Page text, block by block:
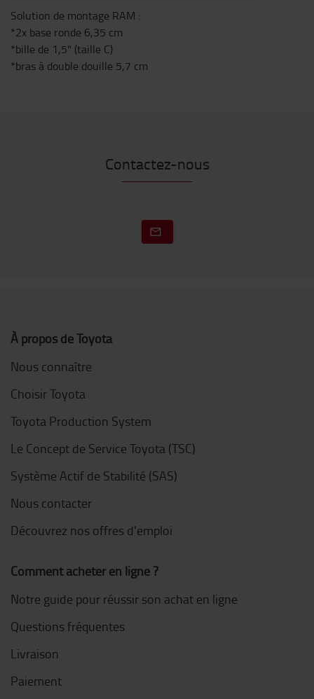
Solution de montage RAM :
*2x base ronde 6,35 cm
*bille de 1,5" (taille C)
*bras à double douille 5,7 cm
Contactez-nous
À propos de Toyota
Nous connaître
Choisir Toyota
Toyota Production System
Le Concept de Service Toyota (TSC)
Système Actif de Stabilité (SAS)
Nous contacter
Découvrez nos offres d'emploi
Comment acheter en ligne ?
Notre guide pour réussir son achat en ligne
Questions fréquentes
Livraison
Paiement